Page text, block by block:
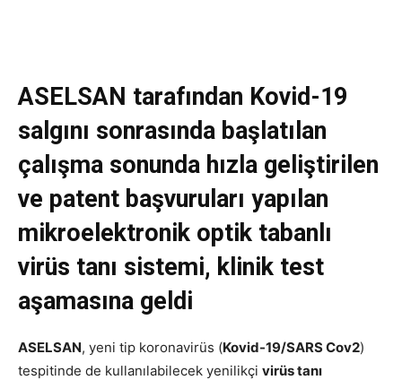
ASELSAN tarafından Kovid-19
salgını sonrasında başlatılan
çalışma sonunda hızla geliştirilen
ve patent başvuruları yapılan
mikroelektronik optik tabanlı
virüs tanı sistemi, klinik test
aşamasına geldi
ASELSAN, yeni tip koronavirüs (Kovid-19/SARS Cov2)
tespitinde de kullanılabilecek yenilikçi virüs tanı